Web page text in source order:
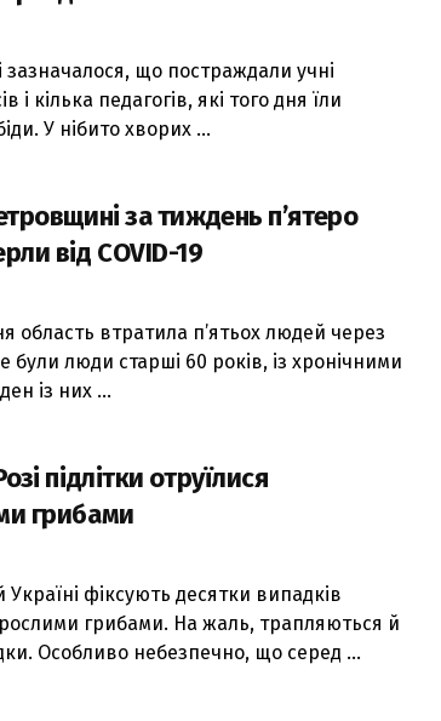
зазначалося, що постраждали учні
і кілька педагогів, які того дня їли
У нібито хворих ...
за тиждень п’ятеро
від COVID-19
область втратила п’ятьох людей через
були люди старші 60 років, із хронічними
із них ...
підлітки отруїлися
грибами
фіксують десятки випадків
грибами. На жаль, трапляються й
Особливо небезпечно, що серед ...